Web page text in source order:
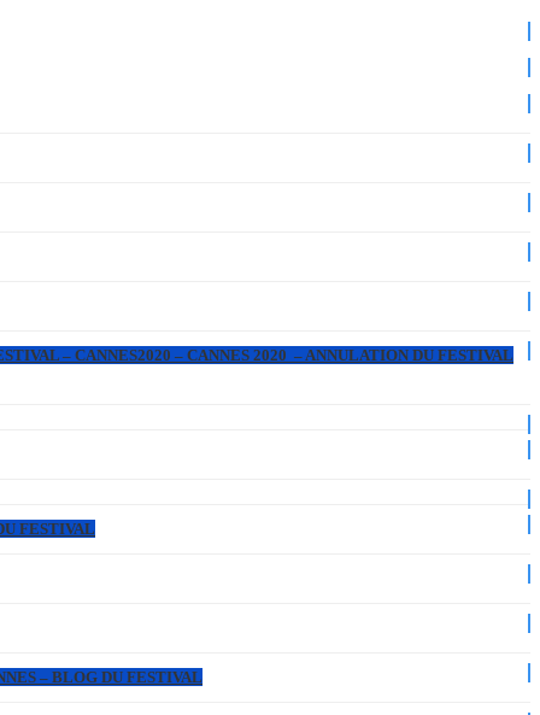
– CANNES2020 – CANNES 2020 – ANNULATION DU FESTIVAL
FESTIVAL
– BLOG DU FESTIVAL